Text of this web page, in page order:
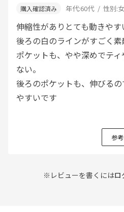
年代:60代 性別:
伸縮性がありとても動きやす
後ろの白のラインがすごく素
ポケットも、やや深めでテ
ない。
後ろのポケットも、伸びる
やすいです
参
※レビューを書くにはロ